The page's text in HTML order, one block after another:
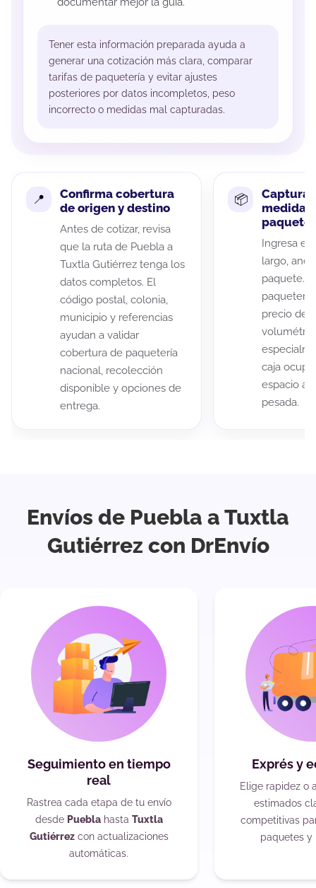
Tener esta información preparada ayuda a
generar una cotización más clara, comparar
tarifas de paquetería y evitar ajustes
posteriores por datos incompletos, peso
incorrecto o medidas mal capturadas.
Confirma cobertura
de origen y destino
Antes de cotizar, revisa
que la ruta de Puebla a
Tuxtla Gutiérrez tenga los
datos completos. El
código postal, colonia,
municipio y referencias
ayudan a validar
cobertura de paquetería
nacional, recolección
disponible y opciones de
entrega.
Captura
medidas
paquete
Ingresa el
largo,
paquete.
precio de
caja
espacio
pesada.
Envíos de Puebla a Tuxtla
Gutiérrez con DrEnvío
Seguimiento en tiempo
real
Rastrea cada etapa de tu envío
desde Pueblahasta Tuxtla
Gutiérrezcon actualizaciones
automáticas.
Exprés y
Elige rapidez o
estimados
competitivas
paquetes y